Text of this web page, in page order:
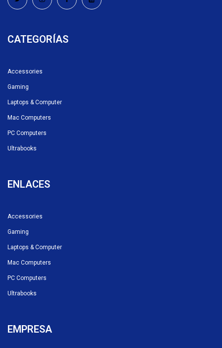
CATEGORÍAS
Accessories
Gaming
Laptops & Computer
Mac Computers
PC Computers
Ultrabooks
ENLACES
Accessories
Gaming
Laptops & Computer
Mac Computers
PC Computers
Ultrabooks
EMPRESA